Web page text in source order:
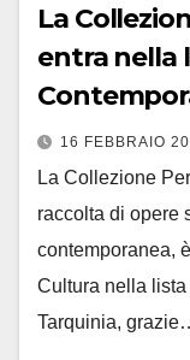
La
entra nella
16 FEBBRAIO
La Collezione
raccolta di opere
contemporanea,
Cultura nella
Tarquinia,